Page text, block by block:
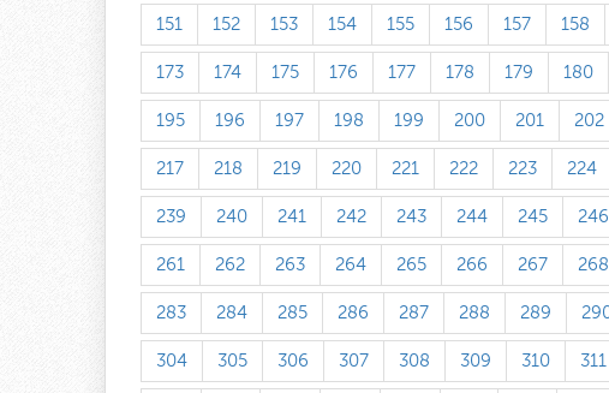
151 152 153 154 155 156 157 158
173 174 175 176 177 178 179 180
195 196 197 198 199 200 201 202
217 218 219 220 221 222 223 224
239 240 241 242 243 244 245 246
261 262 263 264 265 266 267 268
283 284 285 286 287 288 289
304 305 306 307 308 309 310 311